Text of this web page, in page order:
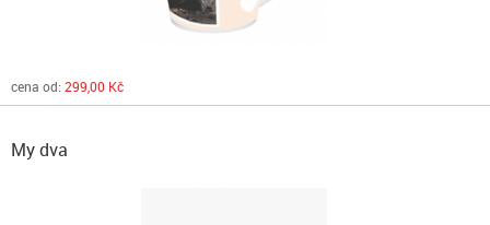
cena od: 299,00 Kč
My dva